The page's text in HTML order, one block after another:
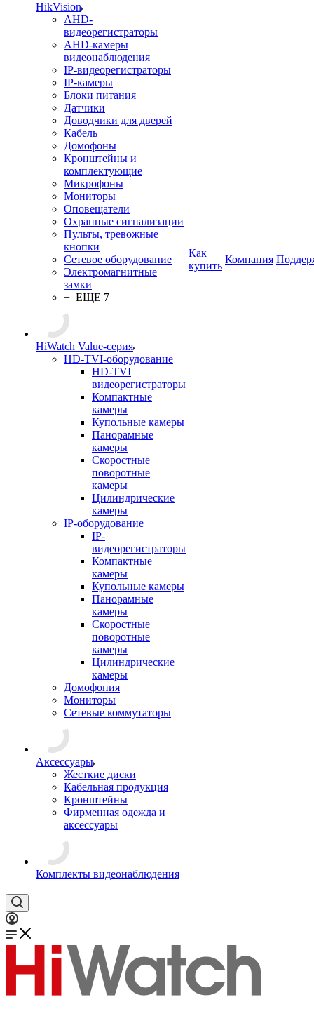
HikVision
AHD-
видеорегистраторы
AHD-камеры
видеонаблюдения
IP-видеорегистраторы
IP-камеры
Блоки питания
Датчики
Доводчики для дверей
Кабель
Домофоны
Кронштейны и
комплектующие
Микрофоны
Мониторы
Оповещатели
Охранные сигнализации
Пульты, тревожные
кнопки
Сетевое оборудование
Электромагнитные
замки
+ ЕЩЕ 7
HiWatch Value-серия
HD-TVI-оборудование
HD-TVI
видеорегистраторы
Компактные
камеры
Купольные камеры
Панорамные
камеры
Скоростные
поворотные
камеры
Цилиндрические
камеры
IP-оборудование
IP-
видеорегистраторы
Компактные
камеры
Купольные камеры
Панорамные
камеры
Скоростные
поворотные
камеры
Цилиндрические
камеры
Домофония
Мониторы
Сетевые коммутаторы
Аксессуары
Жесткие диски
Кабельная продукция
Кронштейны
Фирменная одежда и
аксессуары
Комплекты видеонаблюдения
Как
купить
Компания